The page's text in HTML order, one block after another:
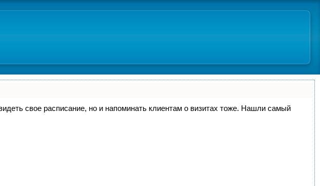
свое расписание, но и напоминать клиентам о визитах тоже. Нашли самый